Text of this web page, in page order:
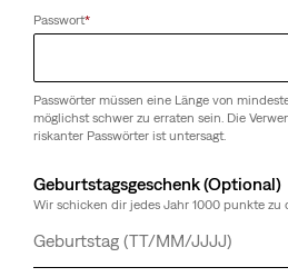
Passwort*
Passwörter müssen eine Länge von
möglichst schwer zu erraten sein. Die
riskanter Passwörter ist untersagt.
Geburtstagsgeschenk (Optional)
Wir schicken dir jedes Jahr 1000 punkte zu
Tag
Monat
Jahr